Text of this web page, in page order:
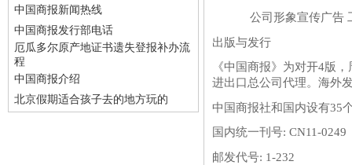
中国商报新闻热线
中国商报发行部电话
厄瓜多尔原产地证书遗失登报补办流
程
中国商报介绍
北京假期适合孩子去的地方玩的
公司形象宣传广告 工
出版与发行
《中国商报》为对开4版
进出口总公司代理。海外
中国商报社和国内设有35
国内统一刊号: CN11-0249
邮发代号: 1-232